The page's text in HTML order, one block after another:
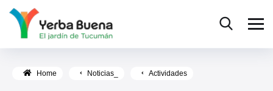
Home Noticias_ Actividades